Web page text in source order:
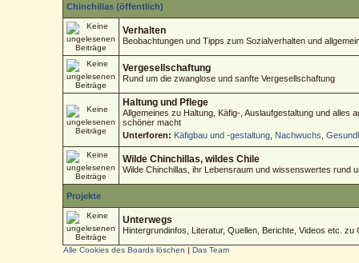
Chinchillas (öffentlich)
Verhalten
Beobachtungen und Tipps zum Sozialverhalten und
Vergesellschaftung
Rund um die zwanglose und sanfte Vergesellschaftung
Haltung und Pflege
Allgemeines zu Haltung, Käfig-, Auslaufgestaltung und alles
schöner macht
Unterforen: Käfigbau und -gestaltung Nachwuchs ,
Wilde Chinchillas, wildes Chile
Wilde Chinchillas, ihr Lebensraum und wissenswertes rund
Projekte
Unterwegs
Hintergrundinfos, Literatur, Quellen, Berichte, Videos etc. zu
Alle Cookies des Boards löschen |Das Team